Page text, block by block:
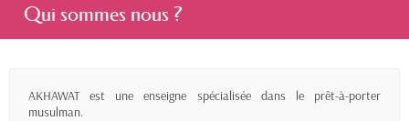
Qui sommes nous ?
AKHAWAT est une enseigne spécialisée dans le prêt-à-porter
musulman.